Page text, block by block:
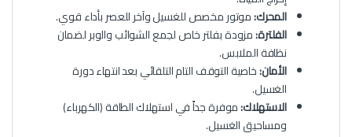
المحرك:موتور مخصص للغسيل وآخر للعصر بأداء قوي.
الفلترة:مزودة بفلتر خاص لجمع الشوائب والوبر لضمان
نظافة الملابس.
الأمان:خاصية التوقف التام التلقائي بعد انتهاء دورة
الغسيل.
الاستهلاك:موفرة جداً في استهلاك الطاقة (الكهرباء)
ومساحيق الغسيل.